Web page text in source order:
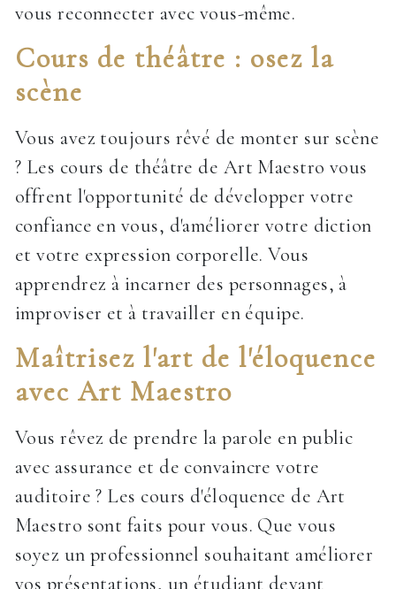
vous reconnecter avec vous-même.
Cours de théâtre : osez la
scène
Vous avez toujours rêvé de monter sur scène
? Les cours de théâtre de Art Maestro vous
offrent l'opportunité de développer votre
confiance en vous, d'améliorer votre diction
et votre expression corporelle. Vous
apprendrez à incarner des personnages, à
improviser et à travailler en équipe.
Maîtrisez l'art de l'éloquence
avec Art Maestro
Vous rêvez de prendre la parole en public
avec assurance et de convaincre votre
auditoire ? Les cours d'éloquence de Art
Maestro sont faits pour vous. Que vous
soyez un professionnel souhaitant améliorer
vos présentations, un étudiant devant